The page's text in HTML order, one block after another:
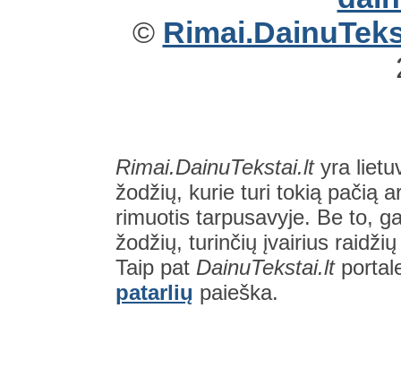
©
Rimai.DainuTekstai.ltyra
žodžių, kurie turi tokią pačią
rimuotis tarpusavyje. Be to,
žodžių, turinčių įvairius
Taip pat DainuTekstai.lt
patarlių paieška.